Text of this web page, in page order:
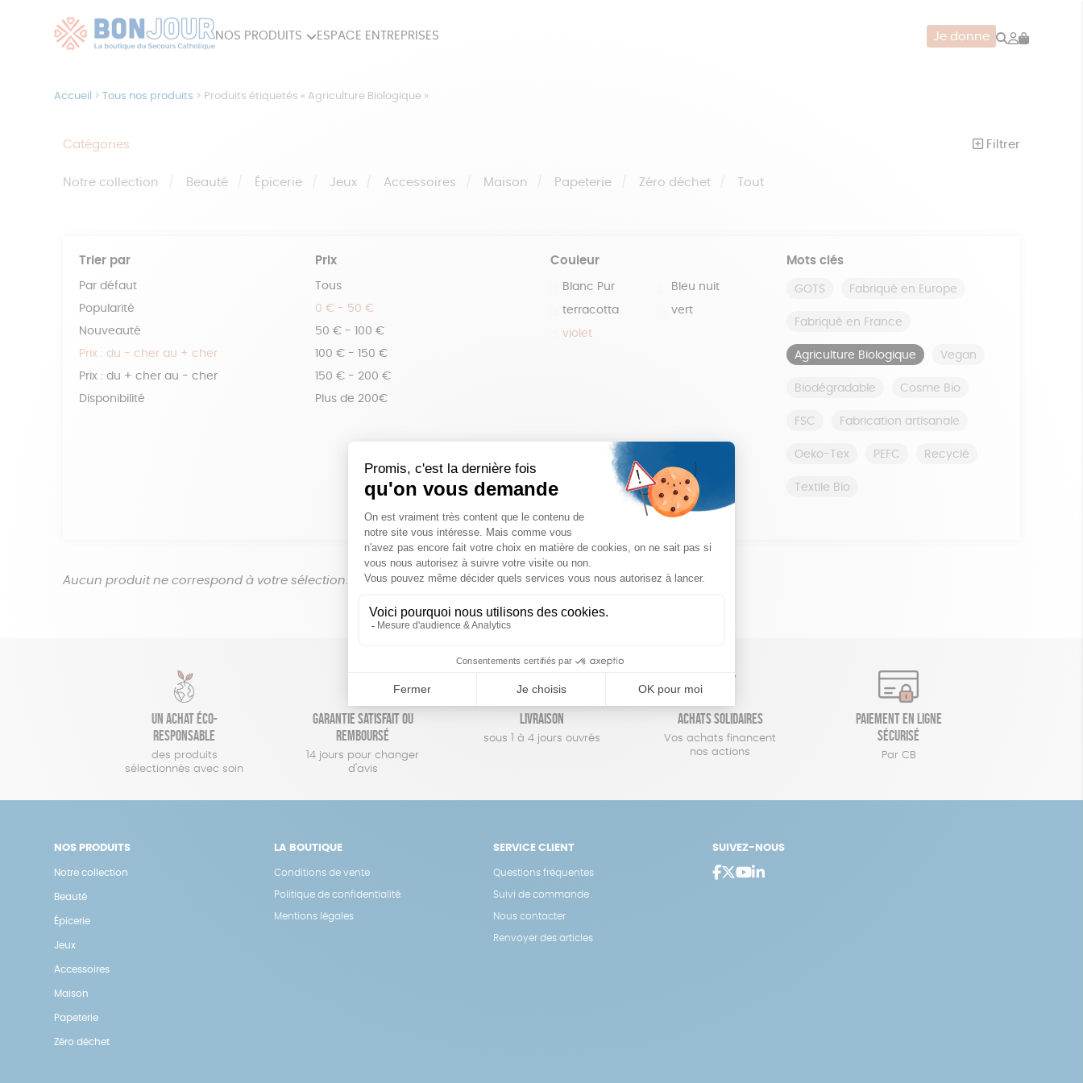
NOS PRODUITS ESPACE ENTREPRISES Je donne Rechercher
Mon
Accueil >Tous nos produits > Produits étiquetés « Agriculture Biologique »
Catégories Filtrer
Notre collection Beauté Épicerie Jeux Accessoires Maison Papeterie Zéro déchet Tout
Trier par
Par défaut
Popularité
Nouveauté
Prix : du - cher au + cher
Prix : du + cher au - cher
Disponibilité
Prix
Tous
0 € - 50 €
50 € - 100 €
100 € - 150 €
150 € - 200 €
Plus de 200€
Couleur
Blanc Pur Bleu nuit
terracotta vert
violet
Mots clés
GOTS Fabriqué en Europe
Fabriqué en France
Agriculture Biologique Vegan
Biodégradable Cosme Bio
FSC Fabrication artisanale
Oeko-Tex PEFC Recyclé
Textile Bio
réinitialiser les filtres
Aucun produit ne correspond à votre sélection.
Un achat éco-
responsable
des produits
sélectionnés avec soin
Garantie satisfait ou
remboursé
14 jours pour changer
d'avis
Livraison
sous 1 à 4 jours ouvrés
Achats solidaires
Vos achats financent
nos actions
Paiement en ligne
sécurisé
Par CB
NOS PRODUITS
Notre collection
Beauté
Épicerie
Jeux
Accessoires
Maison
Papeterie
Zéro déchet
LA BOUTIQUE
Conditions de vente
Politique de confidentialité
Mentions légales
SERVICE CLIENT
Questions fréquentes
Suivi de commande
Nous contacter
Renvoyer des articles
SUIVEZ-NOUS